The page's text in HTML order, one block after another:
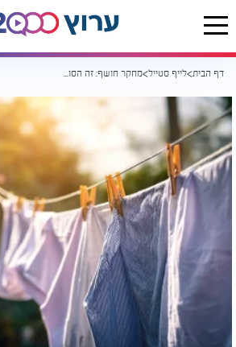
דף הבית לייף סטייל מחקר חושף: זה הסוד המדעי לריח של כביסה בחוץ